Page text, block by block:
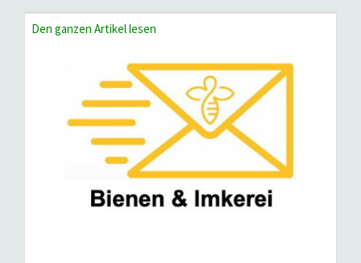
Den ganzen Artikel lesen